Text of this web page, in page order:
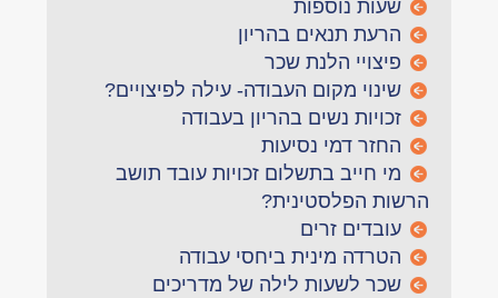
שעות נוספות
הרעת תנאים בהריון
פיצויי הלנת שכר
שינוי מקום העבודה- עילה לפיצויים?
זכויות נשים בהריון בעבודה
החזר דמי נסיעות
מי חייב בתשלום זכויות עובד תושב
הרשות הפלסטינית?
עובדים זרים
הטרדה מינית ביחסי עבודה
שכר לשעות לילה של מדריכים